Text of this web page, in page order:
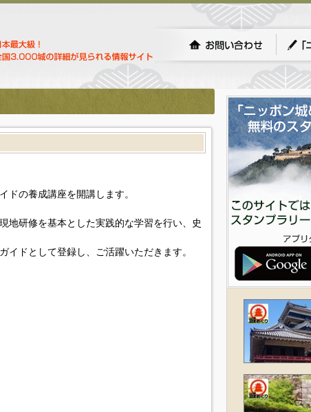
ドの養成講座を開講します。
地研修を基本とした実践的な学習を行い、史
ドとして登録し、ご活躍いただきます。